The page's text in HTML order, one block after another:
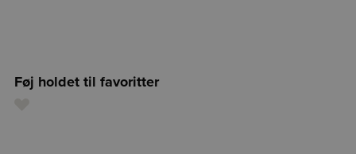
Føj holdet til favoritter